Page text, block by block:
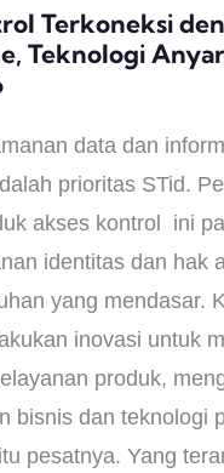
Terkoneksi
Teknologi
data dan
prioritas STid.
akses kontrol ini
identitas dan hak
yang mendasar.
inovasi untuk
produk,
bisnis dan teknologi
pesatnya. Yang